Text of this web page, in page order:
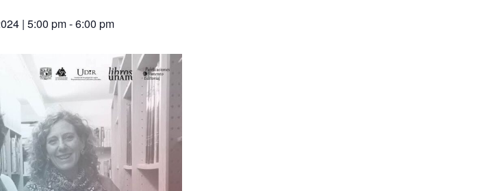
| 5:00 pm-6:00 pm